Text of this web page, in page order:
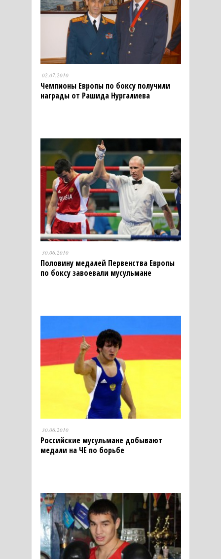
02.07.2010
Чемпионы Европы по боксу получили
награды от Рашида Нургалиева
30.06.2010
Половину медалей Первенства Европы
по боксу завоевали мусульмане
30.06.2010
Российские мусульмане добывают
медали на ЧЕ по борьбе